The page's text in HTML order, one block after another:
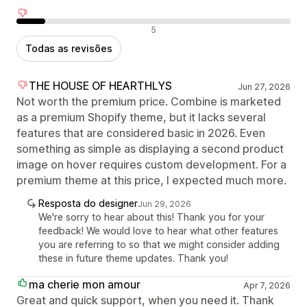
Avaliações negativas 5
Todas as revisões
THE HOUSE OF HEARTHLYS Jun 27, 2026
Not worth the premium price. Combine is marketed
as a premium Shopify theme, but it lacks several
features that are considered basic in 2026. Even
something as simple as displaying a second product
image on hover requires custom development. For a
premium theme at this price, I expected much more.
Resposta do designerJun 29, 2026
We're sorry to hear about this! Thank you for your
feedback! We would love to hear what other features
you are referring to so that we might consider adding
these in future theme updates. Thank you!
ma cherie mon amour Apr 7, 2026
Great and quick support, when you need it. Thank